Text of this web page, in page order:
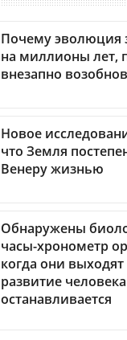
Почему эволюция
на миллионы лет,
внезапно
Новое
что Земля
Венеру жизнью
Обнаружены
часы-хронометр
когда они выходят
развитие человека
останавливается